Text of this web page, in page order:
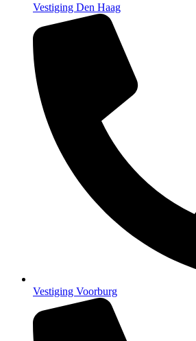
Vestiging Den Haag
Vestiging Voorburg